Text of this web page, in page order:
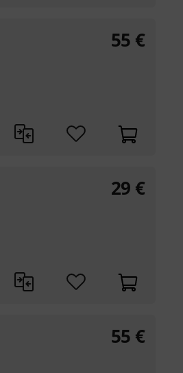
55 €
29 €
55 €